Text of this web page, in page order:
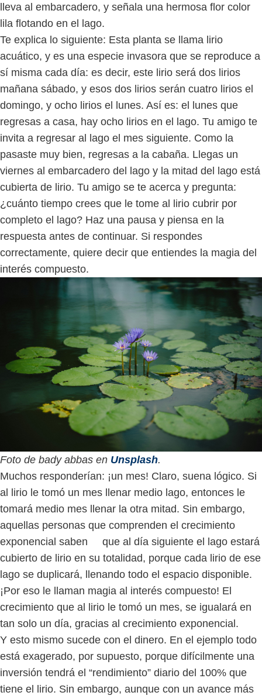
lleva al embarcadero, y señala una hermosa flor color
lila flotando en el lago.
Te explica lo siguiente: Esta planta se llama lirio
acuático, y es una especie invasora que se reproduce a
sí misma cada día: es decir, este lirio será dos lirios
mañana sábado, y esos dos lirios serán cuatro lirios el
domingo, y ocho lirios el lunes. Así es: el lunes que
regresas a casa, hay ocho lirios en el lago. Tu amigo te
invita a regresar al lago el mes siguiente. Como la
pasaste muy bien, regresas a la cabaña. Llegas un
viernes al embarcadero del lago y la mitad del lago está
cubierta de lirio. Tu amigo se te acerca y pregunta:
¿cuánto tiempo crees que le tome al lirio cubrir por
completo el lago? Haz una pausa y piensa en la
respuesta antes de continuar. Si respondes
correctamente, quiere decir que entiendes la magia del
interés compuesto.
Foto de bady abbas en Unsplash.
Muchos responderían: ¡un mes! Claro, suena lógico. Si
al lirio le tomó un mes llenar medio lago, entonces le
tomará medio mes llenar la otra mitad. Sin embargo,
aquellas personas que comprenden el crecimiento
exponencial saben que al día siguiente el lago estará
cubierto de lirio en su totalidad, porque cada lirio de ese
lago se duplicará, llenando todo el espacio disponible.
¡Por eso le llaman magia al interés compuesto! El
crecimiento que al lirio le tomó un mes, se igualará en
tan solo un día, gracias al crecimiento exponencial.
Y esto mismo sucede con el dinero. En el ejemplo todo
está exagerado, por supuesto, porque difícilmente una
inversión tendrá el “rendimiento” diario del 100% que
tiene el lirio. Sin embargo, aunque con un avance más